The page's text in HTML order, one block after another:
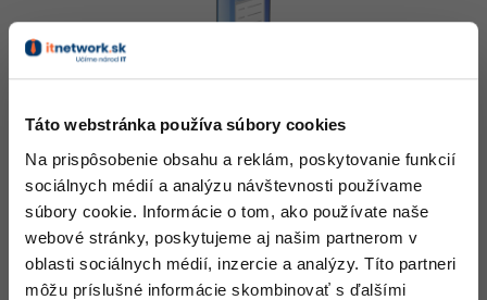
Táto webstránka používa súbory cookies
Na prispôsobenie obsahu a reklám, poskytovanie funkcií
sociálnych médií a analýzu návštevnosti používame
súbory cookie. Informácie o tom, ako používate naše
webové stránky, poskytujeme aj našim partnerom v
oblasti sociálnych médií, inzercie a analýzy. Títo partneri
môžu príslušné informácie skombinovať s ďalšími
Zoznamy - Český HTML 5 manuál
Zobrazit sekci
ZADARMO